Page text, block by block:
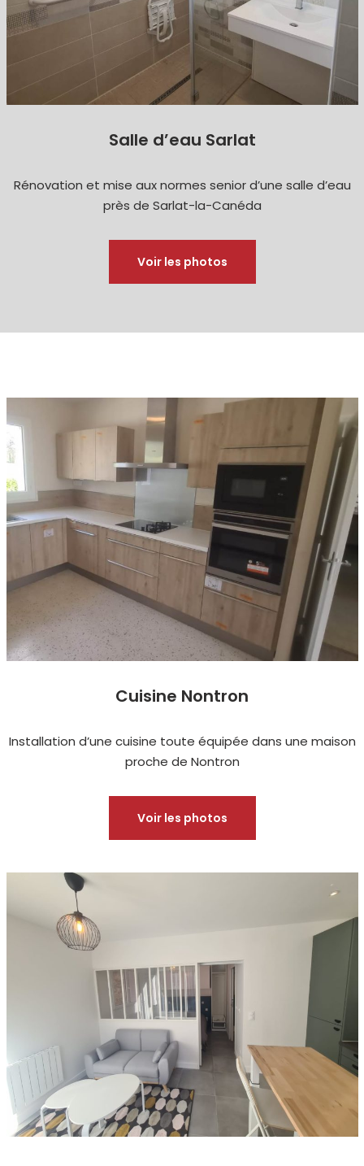
Salle d’eau Sarlat
Rénovation et mise aux normes senior d’une salle d’eau
près de Sarlat-la-Canéda
Voir les photos
Cuisine Nontron
Installation d’une cuisine toute équipée dans une maison
proche de Nontron
Voir les photos